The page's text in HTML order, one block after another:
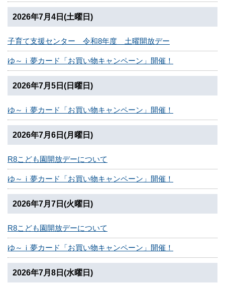
2026年7月4日(土曜日)
子育て支援センター 令和8年度 土曜開放デー
ゆ～ｉ夢カード「お買い物キャンペーン」開催！
2026年7月5日(日曜日)
ゆ～ｉ夢カード「お買い物キャンペーン」開催！
2026年7月6日(月曜日)
R8こども園開放デーについて
ゆ～ｉ夢カード「お買い物キャンペーン」開催！
2026年7月7日(火曜日)
R8こども園開放デーについて
ゆ～ｉ夢カード「お買い物キャンペーン」開催！
2026年7月8日(水曜日)